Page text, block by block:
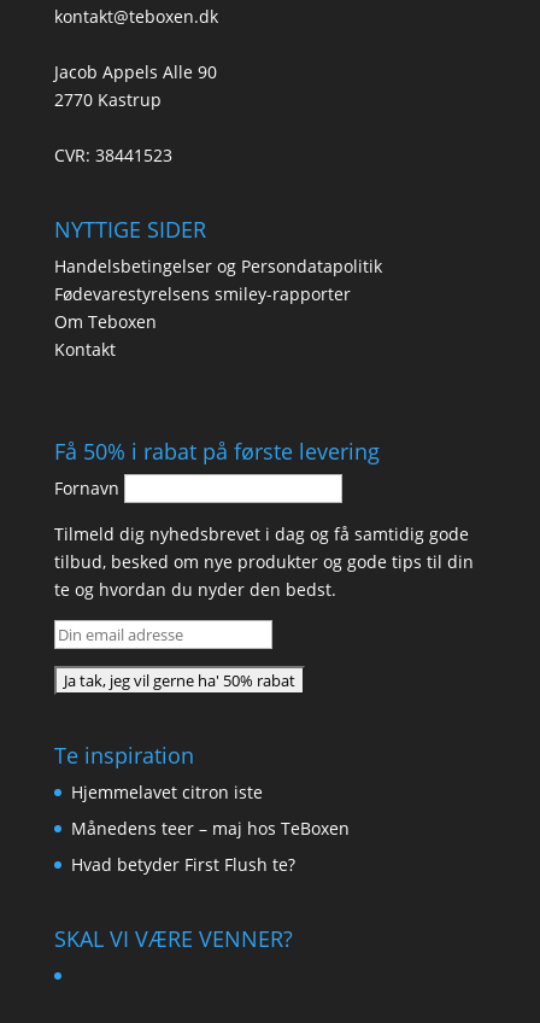
kontakt@teboxen.dk
Jacob Appels Alle 90
2770 Kastrup
CVR: 38441523
NYTTIGE SIDER
Handelsbetingelser og Persondatapolitik
Fødevarestyrelsens smiley-rapporter
Om Teboxen
Kontakt
Få 50% i rabat på første levering
Fornavn
Tilmeld dig nyhedsbrevet i dag og få samtidig gode
tilbud, besked om nye produkter og gode tips til din
te og hvordan du nyder den bedst.
Te inspiration
Hjemmelavet citron iste
Månedens teer – maj hos TeBoxen
Hvad betyder First Flush te?
SKAL VI VÆRE VENNER?